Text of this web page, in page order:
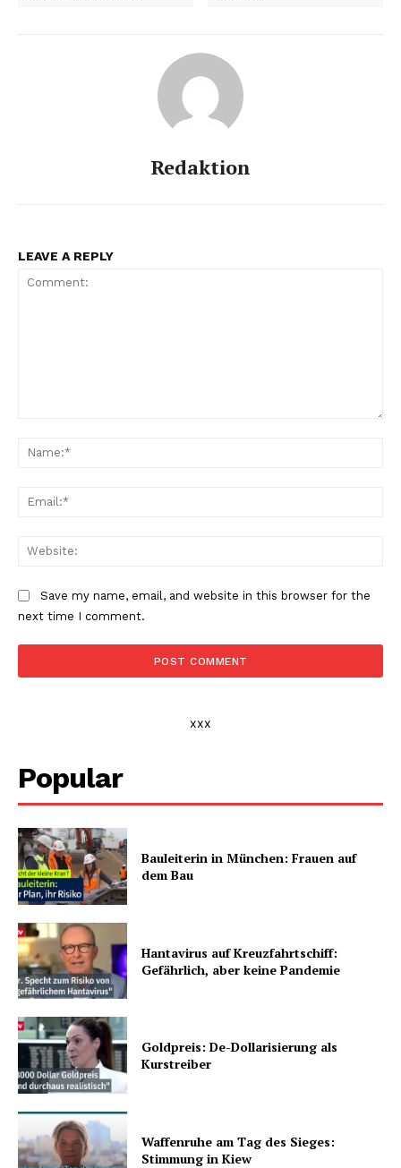
Redaktion
LEAVE A REPLY
Save my name, email, and website in this browser for the
next time I comment.
xxx
Popular
Bauleiterin in München: Frauen auf
dem Bau
Hantavirus auf Kreuzfahrtschiff:
Gefährlich, aber keine Pandemie
Goldpreis: De-Dollarisierung als
Kurstreiber
Waffenruhe am Tag des Sieges:
Stimmung in Kiew